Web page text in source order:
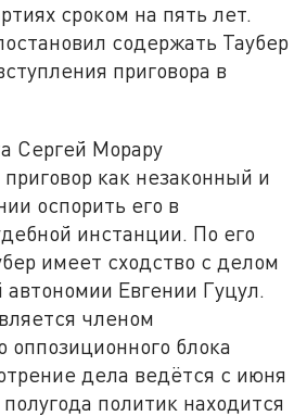
сроком на пять лет.
содержать Таубер
приговора в
Сергей Морару
приговор как незаконный и
оспорить его в
инстанции. По его
имеет сходство с делом
автономии Евгении Гуцул.
членом
оппозиционного блока
дела ведётся с июня
политик находится